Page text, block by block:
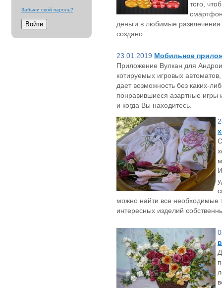
того,
деньги в любимые
создано...
23.01.2019 Мобильное
Приложение Вулкан для
котируемых игровых
дает возможность без каких-
понравившиеся азартные игры
и когда Вы находитесь.
можно найти все необходимые
интересных изделий
Забыли свой пароль?